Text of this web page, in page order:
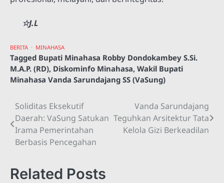
☆J.L
BERITA MINAHASA
Tagged Bupati Minahasa Robby Dondokambey S.Si.
M.A.P. (RD), Diskominfo Minahasa, Wakil Bupati
Minahasa Vanda Sarundajang SS (VaSung)
Navigasi
pos
Soliditas Eksekutif
Daerah: VaSung Satukan
Irama Pemerintahan
Berbasis Pencegahan
Vanda Sarundajang
Teguhkan Arsitektur Tata
Kelola Gizi Berkeadilan
Related Posts